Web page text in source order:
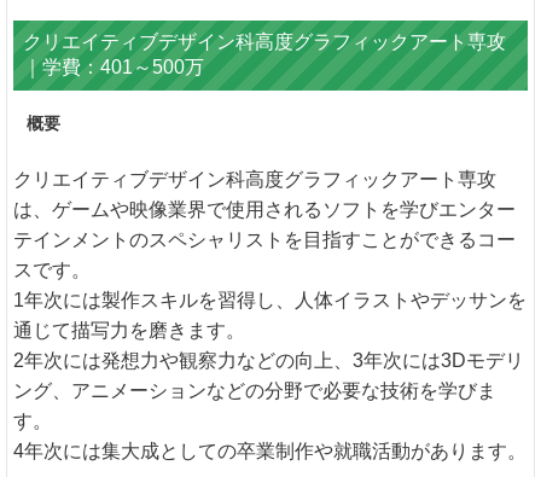
クリエイティブデザイン科高度グラフィックアート専攻
｜学費：401～500万
概要
クリエイティブデザイン科高度グラフィックアート専攻
は、ゲームや映像業界で使用されるソフトを学びエンター
テインメントのスペシャリストを目指すことができるコー
スです。
1年次には製作スキルを習得し、人体イラストやデッサンを
通じて描写力を磨きます。
2年次には発想力や観察力などの向上、3年次には3Dモデリ
ング、アニメーションなどの分野で必要な技術を学びま
す。
4年次には集大成としての卒業制作や就職活動があります。